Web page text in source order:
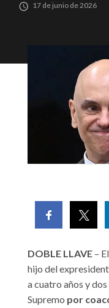
17 de junio de 2026
DOBLE LLAVE –
hijo del
a cuatro años y
Supremo por